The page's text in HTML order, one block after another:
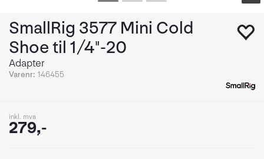
SmallRig 3577 Mini Cold
Shoe til 1/4"-20
Adapter
Varenr: 146455
inkl. mva
279,-